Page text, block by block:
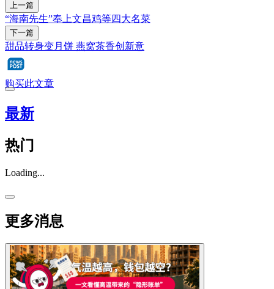
上一篇
“海南先生”奉上文昌鸡等四大名菜
下一篇
甜品转身变月饼 燕窝茶香创新意
购买此文章
最新
热门
Loading...
更多消息